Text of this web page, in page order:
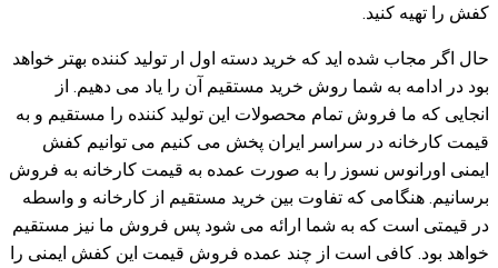
کفش را تهیه کنید.
حال اگر مجاب شده اید که خرید دسته اول ار تولید کننده بهتر خواهد
بود در ادامه به شما روش خرید مستقیم آن را یاد می دهیم. از
انجایی که ما فروش تمام محصولات این تولید کننده را مستقیم و به
قیمت کارخانه در سراسر ایران پخش می کنیم می توانیم کفش
ایمنی اورانوس نسوز را به صورت عمده به قیمت کارخانه به فروش
برسانیم. هنگامی که تفاوت بین خرید مستقیم از کارخانه و واسطه
در قیمتی است که به شما ارائه می شود پس فروش ما نیز مستقیم
خواهد بود. کافی است از چند عمده فروش قیمت این کفش ایمنی را